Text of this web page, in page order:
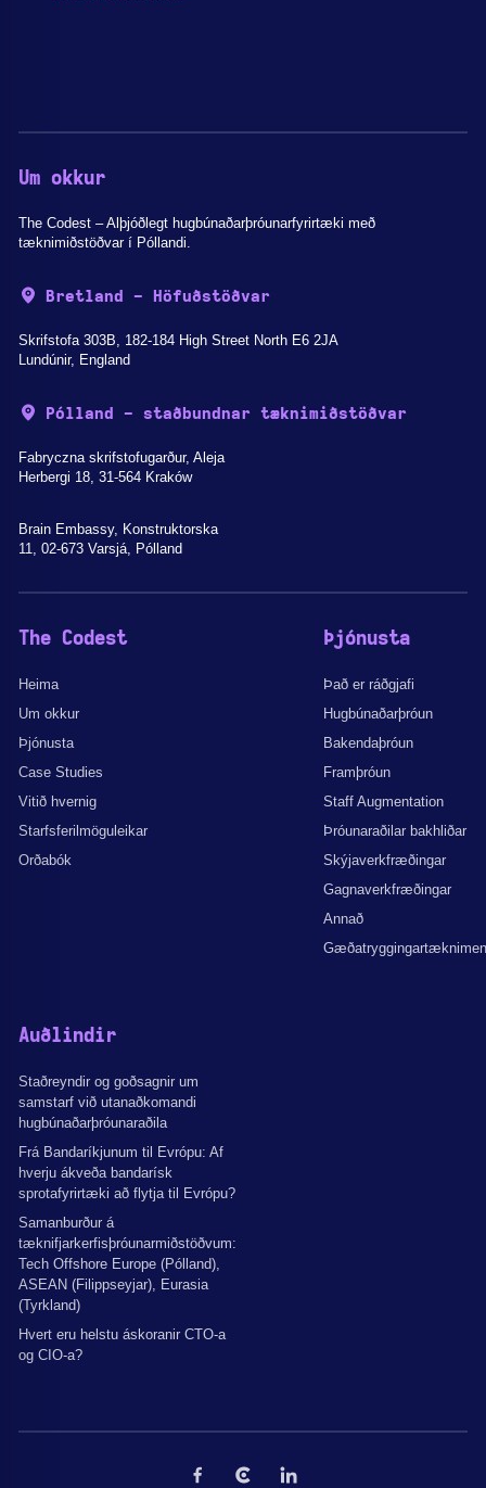
Um okkur
The Codest – Alþjóðlegt hugbúnaðarþróunarfyrirtæki með
tæknimiðstöðvar í Póllandi.
Bretland - Höfuðstöðvar
Skrifstofa 303B, 182-184 High Street North E6 2JA
Lundúnir, England
Pólland - staðbundnar tæknimiðstöðvar
Fabryczna skrifstofugarður, Aleja
Herbergi 18, 31-564 Kraków
Brain Embassy, Konstruktorska
11, 02-673 Varsjá, Pólland
The Codest
Heima
Um okkur
Þjónusta
Case Studies
Vitið hvernig
Starfsferilmöguleikar
Orðabók
Þjónusta
Það er ráðgjafi
Hugbúnaðarþróun
Bakendaþróun
Framþróun
Staff Augmentation
Þróunaraðilar bakhliðar
Skýjaverkfræðingar
Gagnaverkfræðingar
Annað
Auðlindir
Staðreyndir og goðsagnir um
samstarf við utanaðkomandi
hugbúnaðarþróunaraðila
Frá Bandaríkjunum til Evrópu: Af
hverju ákveða bandarísk
sprotafyrirtæki að flytja til Evrópu?
Samanburður á
tæknifjarkerfisþróunarmiðstöðvum:
Tech Offshore Europe (Pólland),
ASEAN (Filippseyjar), Eurasia
(Tyrkland)
Hvert eru helstu áskoranir CTO-a
og CIO-a?